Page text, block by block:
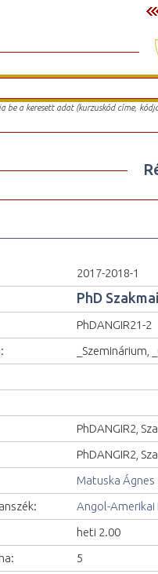
be a keresett adat (kurzuskód címe,
2017-2018-1
PhD
PhDANGIR21-2
_Szeminárium,
PhDANGIR2,
PhDANGIR2,
Matuska Ágnes
Angol-Amerikai
heti 2.00
5